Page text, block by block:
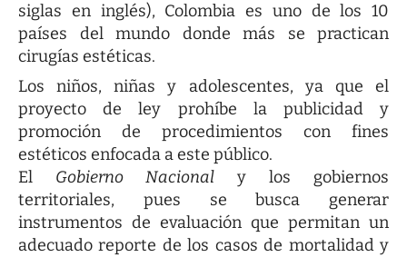
siglas en inglés), Colombia es uno de los 10
países del mundo donde más se practican
cirugías estéticas.
Los niños, niñas y adolescentes, ya que el
proyecto de ley prohíbe la publicidad y
promoción de procedimientos con fines
estéticos enfocada a este público.
El Gobierno Nacional y los gobiernos
territoriales, pues se busca generar
instrumentos de evaluación que permitan un
adecuado reporte de los casos de mortalidad y